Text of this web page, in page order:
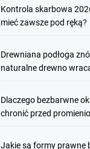
Kontrola skarbowa
mieć zawsze pod ręką?
Drewniana podłoga
naturalne drewno
Dlaczego bezbarwne
chronić przed
Jakie są formy prawne